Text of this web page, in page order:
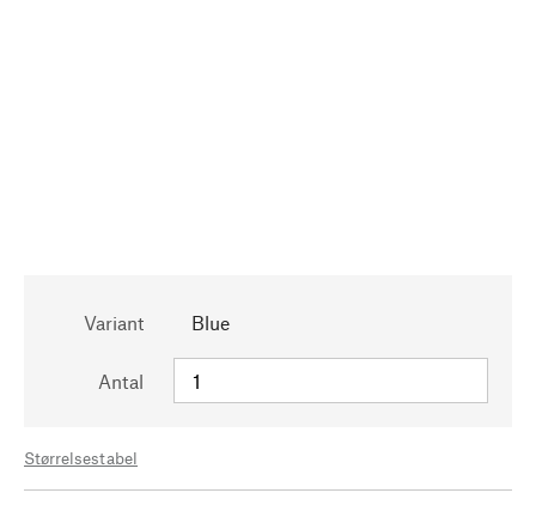
Variant Blue
Antal
Størrelsestabel